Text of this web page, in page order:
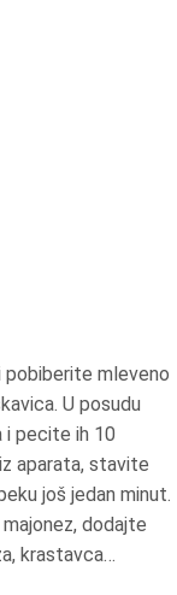
mleveno
U posudu
i pecite ih 10
aparata, stavite
još jedan minut.
dodajte
krastavca…